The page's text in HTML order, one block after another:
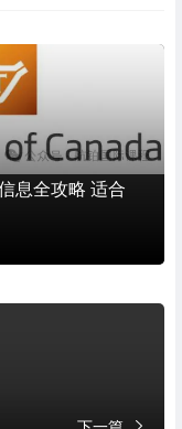
息全攻略 适合